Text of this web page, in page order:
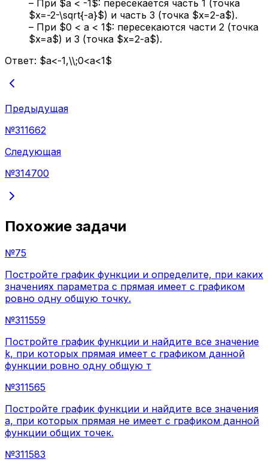
– При $a < -1$: пересекается часть 1 (точка
$x=-2-\sqrt{-a}$) и часть 3 (точка $x=2-a$).
– При $0 < a < 1$: пересекаются части 2 (точка
$x=a$) и 3 (точка $x=2-a$).
Ответ: $a<-1,\\;0<a<1$
Предыдущая
№311662
Следующая
№314700
Похожие задачи
№75
Постройте график функции и определите, при каких
значениях параметра c прямая имеет с графиком
ровно одну общую точку.
№311559
Постройте график функции и найдите все значение
k, при которых прямая имеет с графиком данной
функции ровно одну общую т
№311565
Постройте график функции и найдите все значения
a, при которых прямая не имеет с графиком данной
функции общих точек.
№311583